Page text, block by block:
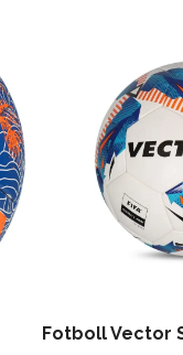
Fotboll Vector